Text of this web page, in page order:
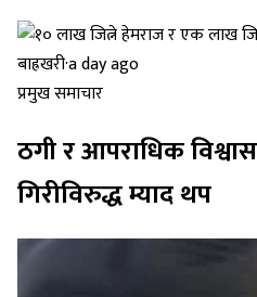
बाह्रखरी·a day ago
प्रमुख समाचार
ठगी र आपराधिक
गिरीविरुद्ध म्याद थप